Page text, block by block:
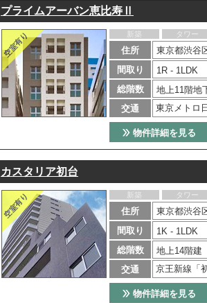
プライムアーバン恵比寿Ⅱ
新築 タワー
住所
東京都渋谷
間取り
1R - 1LDK
総階数
地上11階地
交通
東京メトロ
物件詳細を見る
カスタリア初台
新築 タワー
住所
東京都渋谷
間取り
1K - 1LDK
総階数
地上14階建
交通
京王新線「
物件詳細を見る